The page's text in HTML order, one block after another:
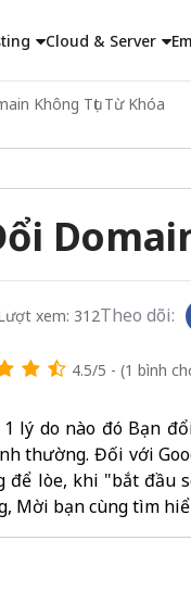
Cloud & Server
Không Tụt Từ Khóa
xem: 312Theo dõi:
4.5/5 - (1 bình
lý do nào đó Bạn
thường. Đối với
để lòe, khi "bắt
Mời bạn cùng tìm